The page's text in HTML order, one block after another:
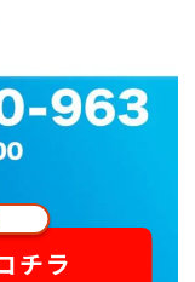
チラ